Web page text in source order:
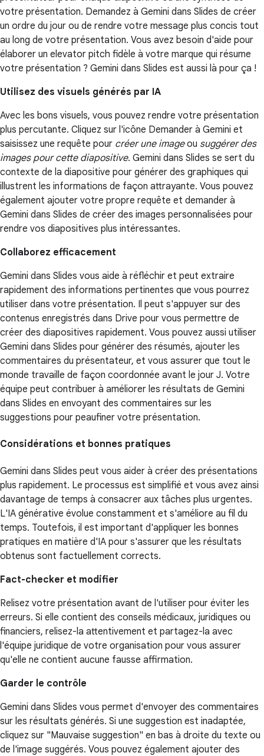
votre présentation. Demandez à Gemini dans Slides de créer
un ordre du jour ou de rendre votre message plus concis tout
au long de votre présentation. Vous avez besoin d'aide pour
élaborer un elevator pitch fidèle à votre marque qui résume
votre présentation ? Gemini dans Slides est aussi là pour ça !
Utilisez des visuels générés par IA
Avec les bons visuels, vous pouvez rendre votre présentation
plus percutante. Cliquez sur l'icône Demander à Gemini et
saisissez une requête pour créer une imageou suggérer des
images pour cette diapositive. Gemini dans Slides se sert du
contexte de la diapositive pour générer des graphiques qui
illustrent les informations de façon attrayante. Vous pouvez
également ajouter votre propre requête et demander à
Gemini dans Slides de créer des images personnalisées pour
rendre vos diapositives plus intéressantes.
Collaborez efficacement
Gemini dans Slides vous aide à réfléchir et peut extraire
rapidement des informations pertinentes que vous pourrez
utiliser dans votre présentation. Il peut s'appuyer sur des
contenus enregistrés dans Drive pour vous permettre de
créer des diapositives rapidement. Vous pouvez aussi utiliser
Gemini dans Slides pour générer des résumés, ajouter les
commentaires du présentateur, et vous assurer que tout le
monde travaille de façon coordonnée avant le jour J. Votre
équipe peut contribuer à améliorer les résultats de Gemini
dans Slides en envoyant des commentaires sur les
suggestions pour peaufiner votre présentation.
Considérations et bonnes pratiques
Gemini dans Slides peut vous aider à créer des présentations
plus rapidement. Le processus est simplifié et vous avez ainsi
davantage de temps à consacrer aux tâches plus urgentes.
L'IA générative évolue constamment et s'améliore au fil du
temps. Toutefois, il est important d'appliquer les bonnes
pratiques en matière d'IA pour s'assurer que les résultats
obtenus sont factuellement corrects.
Fact-checker et modifier
Relisez votre présentation avant de l'utiliser pour éviter les
erreurs. Si elle contient des conseils médicaux, juridiques ou
financiers, relisez-la attentivement et partagez-la avec
l'équipe juridique de votre organisation pour vous assurer
qu'elle ne contient aucune fausse affirmation.
Garder le contrôle
Gemini dans Slides vous permet d'envoyer des commentaires
sur les résultats générés. Si une suggestion est inadaptée,
cliquez sur "Mauvaise suggestion" en bas à droite du texte ou
de l'image suggérés. Vous pouvez également ajouter des